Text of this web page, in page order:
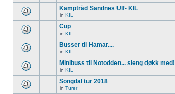
Kamptråd Sandnes Ulf- KIL
in KIL
Cup
in KIL
Busser til Hamar....
in KIL
Minibuss til Notodden... sleng døkk med!
in KIL
Songdal tur 2018
in Turer